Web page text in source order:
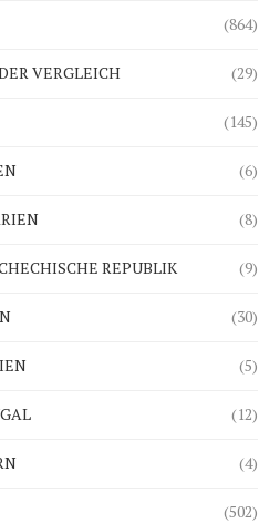
(864)
VERGLEICH (29)
(145)
(6)
(8)
REPUBLIK (9)
(30)
(5)
(12)
(4)
(502)